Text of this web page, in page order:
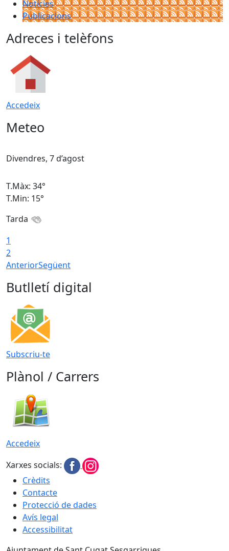
Notícies
Publicacions
Adreces i telèfons
Accedeix
Meteo
Divendres, 7 d’agost
T.Màx: 34°
T.Min: 15°
Tarda
1
2
AnteriorSegüent
Butlletí digital
Subscriu-te
Plànol / Carrers
Accedeix
Xarxes socials:
Crèdits
Contacte
Protecció de dades
Avís legal
Accessibilitat